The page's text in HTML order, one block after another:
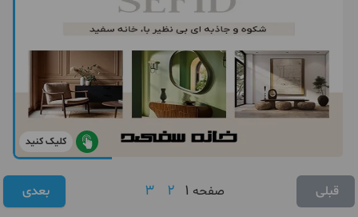
کلیک کنید
قبلی صفحه 1
2
3 بعدی